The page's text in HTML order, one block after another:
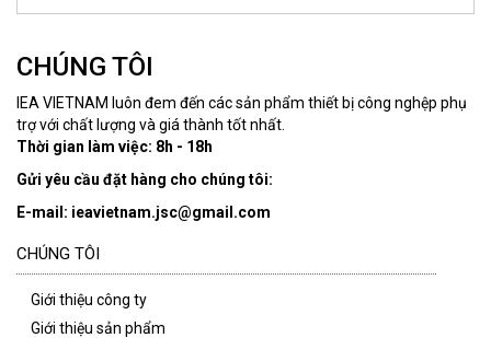
CHÚNG TÔI
IEA VIETNAM luôn đem đến các sản phẩm thiết bị công nghệp phụ
trợ với chất lượng và giá thành tốt nhất.
Thời gian làm việc: 8h - 18h
Gửi yêu cầu đặt hàng cho chúng tôi:
E-mail: ieavietnam.jsc@gmail.com
CHÚNG TÔI
Giới thiệu công ty
Giới thiệu sản phẩm